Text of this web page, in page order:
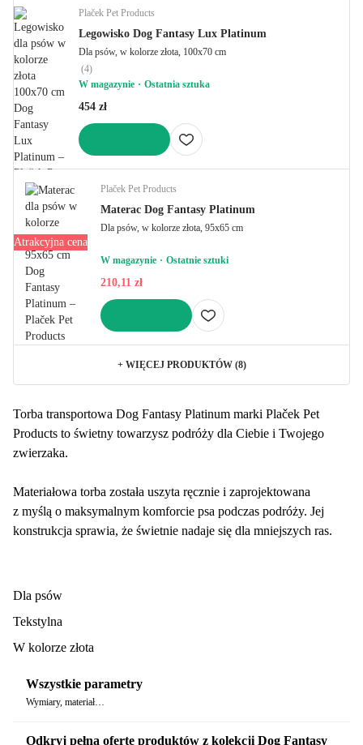
Plaček Pet Products
Legowisko Dog Fantasy Lux Platinum
Dla psów, w kolorze złota, 100x70 cm
(4)
W magazynie
Ostatnia sztuka
454 zł
Atrakcyjna cena
Plaček Pet Products
Materac Dog Fantasy Platinum
Dla psów, w kolorze złota, 95x65 cm
W magazynie Ostatnie sztuki
210,11 zł
+ WIĘCEJ PRODUKTÓW (8)
Torba transportowa Dog Fantasy Platinum marki Plaček Pet
Products to świetny towarzysz podróży dla Ciebie i Twojego
zwierzaka.
Materiałowa torba została uszyta ręcznie i zaprojektowana
z myślą o maksymalnym komforcie psa podczas podróży. Jej
konstrukcja sprawia, że świetnie nadaje się dla mniejszych ras.
Dla psów
Tekstylna
W kolorze złota
Wszystkie parametry
Wymiary, materiał…
Odkryj pełną ofertę produktów z kolekcji Dog Fantasy